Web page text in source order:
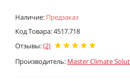
Наличие: Предзаказ
Код Товара: 4517.718
Отзывы:(2)
Производитель: Master Climate